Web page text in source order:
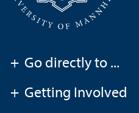
+ Go directly to ...
+ Getting Involved